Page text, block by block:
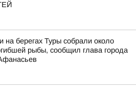
на берегах Туры собрали около
рыбы, сообщил глава города